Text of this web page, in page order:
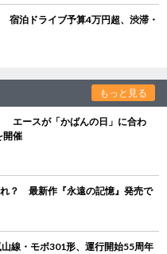
泊ドライブ予算4万円超、渋滞・
もっと見る
エースが「かばんの日」に合わ
開催
？ 最新作『永遠の記憶』発売で
線・モボ301形、運行開始55周年